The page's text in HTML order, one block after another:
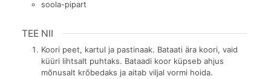
soola-pipart
TEE NII
Koori peet, kartul ja pastinaak. Bataati ära koori, vaid
küüri lihtsalt puhtaks. Bataadi koor küpseb ahjus
mõnusalt krõbedaks ja aitab viljal vormi hoida.